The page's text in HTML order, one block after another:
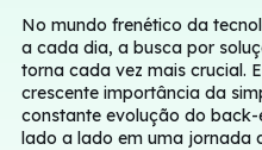
No mundo frenético da
a cada dia, a busca por
torna cada vez mais crucial.
crescente importância da
constante evolução do
lado a lado em uma jornada